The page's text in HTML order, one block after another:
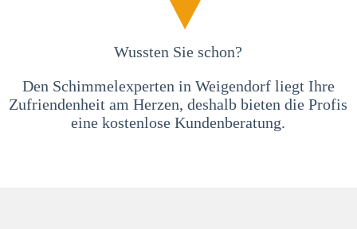
Wussten Sie schon?
Den Schimmelexperten in Weigendorf liegt Ihre
Zufriendenheit am Herzen, deshalb bieten die Profis
eine kostenlose Kundenberatung.